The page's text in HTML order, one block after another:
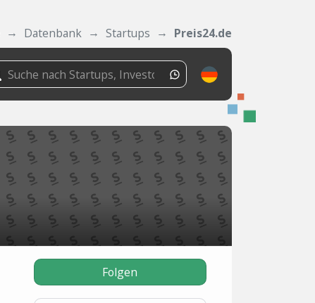
Datenbank Startups Preis24.de
Folgen